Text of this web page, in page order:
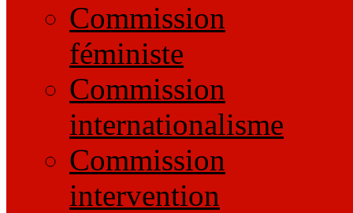
Commission
féministe
Commission
internationalisme
Commission
intervention